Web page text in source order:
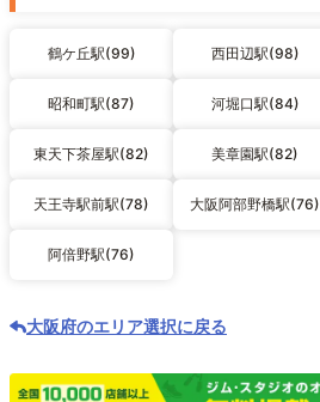
鶴ケ丘駅(99) 西田辺駅(98)
昭和町駅(87) 河堀口駅(84)
東天下茶屋駅(82) 美章園駅(82)
天王寺駅前駅(78) 大阪阿部野橋駅(76)
阿倍野駅(76)
大阪府のエリア選択に戻る